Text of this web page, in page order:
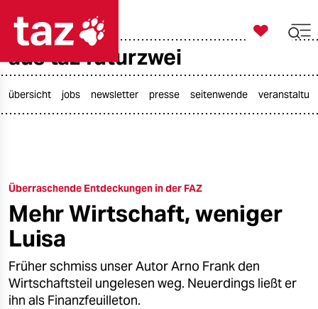
taz zahl ich
öko
gesellschaft
kultur
sport

taz zahl ich
aus taz futurzwei
übersicht jobs newsletter presse seitenwende
Überraschende Entdeckungen in der FAZ
Mehr Wirtschaft, weniger
Luisa
Früher schmiss unser Autor Arno Frank den
Wirtschaftsteil ungelesen weg. Neuerdings ließt er
ihn als Finanzfeuilleton.